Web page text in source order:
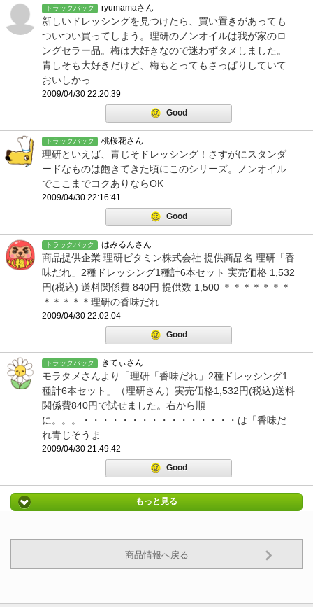
トラックバック ryumamaさん
新しいドレッシングを見つけたら、買い置きがあっても
ついつい買ってしまう。理研のノンオイルは我が家のロ
ングセラー品。梅は大好きなので迷わずタメしました。
青しそも大好きだけど、梅もとってもさっぱりしていて
おいしかっ
2009/04/30 22:20:39
Good
トラックバック 桃桜花さん
理研といえば、青じそドレッシング！さすがにスタンダ
ードなものは飽きてきた頃にこのシリーズ。ノンオイル
でここまでコクありならOK
2009/04/30 22:16:41
Good
トラックバック はみるんさん
商品提供企業 理研ビタミン株式会社 提供商品名 理研「香
味だれ」2種ドレッシング1種計6本セット 実売価格 1,532
円(税込) 送料関係費 840円 提供数 1,500 ＊＊＊＊＊＊＊
＊＊＊＊＊理研の香味だれ
2009/04/30 22:02:04
Good
トラックバック きてぃさん
モラタメさんより「理研「香味だれ」2種ドレッシング1
種計6本セット」（理研さん）実売価格1,532円(税込)送料
関係費840円で試せました。右から順
に。。。・・・・・・・・・・・・・・・・は「香味だ
れ青じそうま
2009/04/30 21:49:42
Good
もっと見る
商品情報へ戻る